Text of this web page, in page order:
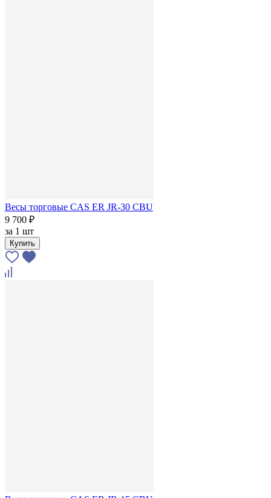
Весы торговые CAS ER JR-30 CBU
9 700 ₽
за 1 шт
Купить